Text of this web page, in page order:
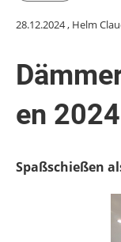
28.12.2024, Helm
en 2024
Spaßschießen